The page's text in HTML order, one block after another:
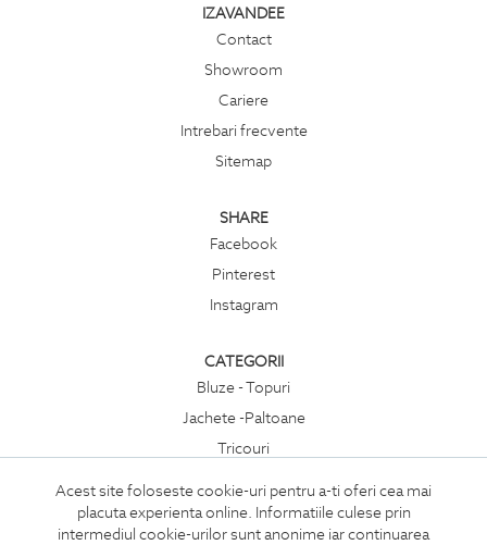
Acest site foloseste cookie-uri pentru a-ti oferi cea mai
placuta experienta online. Informatiile culese prin
intermediul cookie-urilor sunt anonime iar continuarea
IZAVANDEE
Contact
Showroom
Cariere
Intrebari frecvente
Sitemap
SHARE
Facebook
Pinterest
Instagram
CATEGORII
Bluze - Topuri
Jachete -Paltoane
Tricouri
Compleuri
Pantaloni